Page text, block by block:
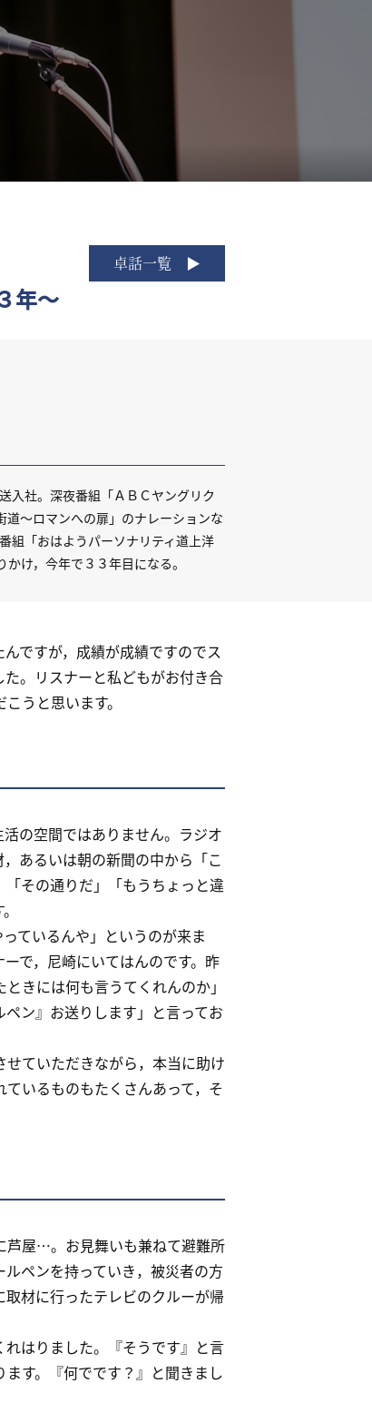
卓話一覧
年～
入社。深夜番組「ＡＢＣヤングリク
～ロマンへの扉」のナレーションな
組「おはようパーソナリティ道上洋
け，今年で３３年目になる。
ですが，成績が成績ですのでス
。リスナーと私どもがお付き合
うと思います。
の空間ではありません。ラジオ
あるいは朝の新聞の中から「こ
その通りだ」「もうちょっと違
ているんや」というのが来ま
で，尼崎にいてはんのです。昨
きには何も言うてくれんのか」
ン』お送りします」と言ってお
ていただきながら，本当に助け
いるものもたくさんあって，そ
芦屋…。お見舞いも兼ねて避難所
ペンを持っていき，被災者の方
材に行ったテレビのクルーが帰
はりました。『そうです』と言
す。『何でです？』と聞きまし